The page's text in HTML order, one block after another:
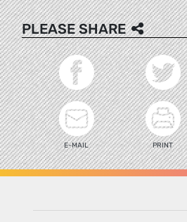
PLEASE SHARE
E-MAIL PRINT